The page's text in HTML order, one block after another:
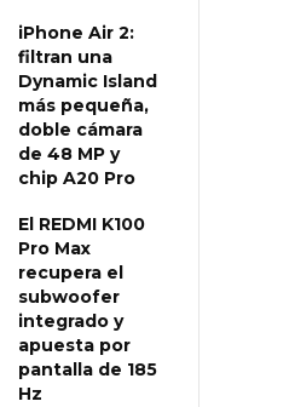
iPhone Air 2:
filtran una
Dynamic Island
más pequeña,
doble cámara
de 48 MP y
chip A20 Pro
El REDMI K100
Pro Max
recupera el
subwoofer
integrado y
apuesta por
pantalla de 185
Hz